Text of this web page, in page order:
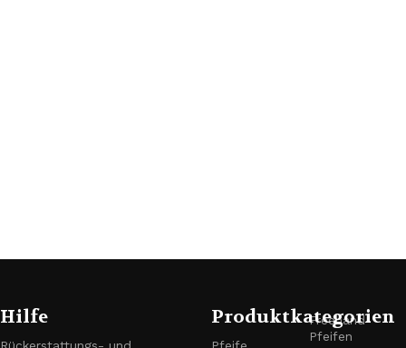
Hilfe Produktkategorien
Freehand-
Pfeifen